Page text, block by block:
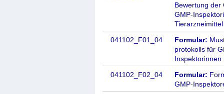
Bewertung der
GMP-
Tierarzneimittel
041102_F01_04
Formular:
protokolls für
Inspektorinnen
041102_F02_04
Formular:
GMP-